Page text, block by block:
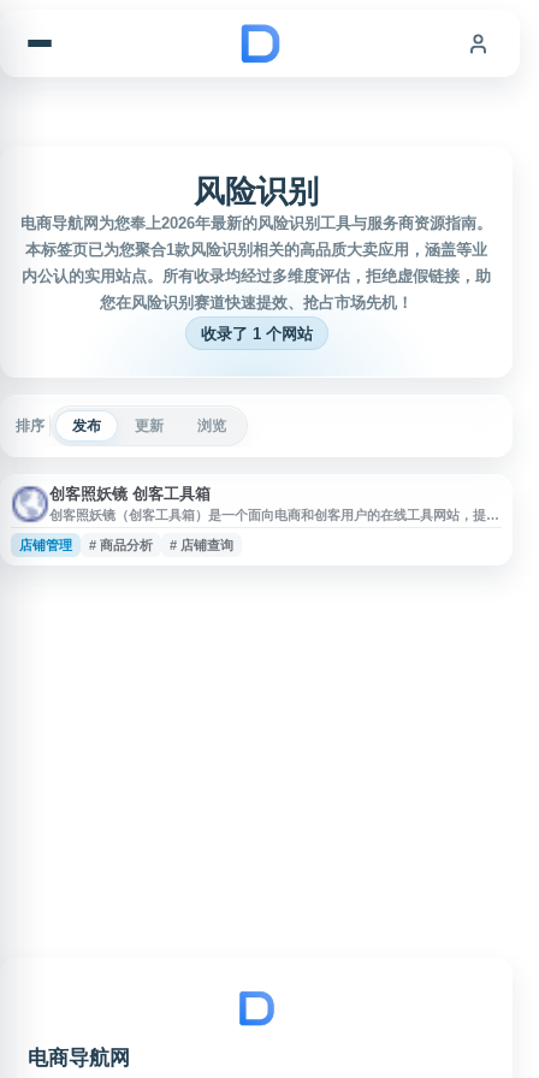
风险识别
电商导航网为您奉上2026年最新的风险识别工具与服务商资源指南。
本标签页已为您聚合1款风险识别相关的高品质大卖应用，涵盖等业
内公认的实用站点。所有收录均经过多维度评估，拒绝虚假链接，助
您在风险识别赛道快速提效、抢占市场先机！
收录了 1 个网站
排序 发布 更新 浏览
创客照妖镜 创客工具箱
创客照妖镜（创客工具箱）是一个面向电商和创客用户的在线工具网站，提供
店铺、商品、账号等相关信息查询与辅助分析功能，帮助用户在运营过程中进
行基础数据查看、风险识别和效率提升。网站适合需要进行电商选品、店铺观
店铺管理 # 商品分析 # 店铺查询
电商导航网